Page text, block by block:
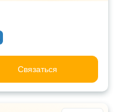
Связаться